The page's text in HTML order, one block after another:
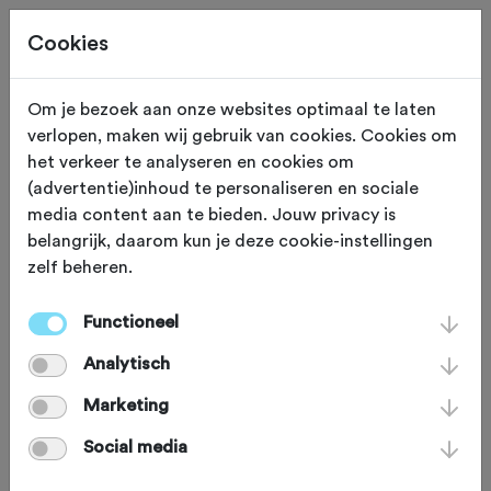
KASSEI STROOK Quiévy
Quiévy - Saint-Python
De strook is een van de eerste van de
wedstrijd en ligt op het parcours van
de wielerwedstrijd Parijs-Rouabaix. De
strook ligt sussen de dorpen Quiévy en
Saint-Python. Het is een 4-
Cookies
Om je bezoek aan onze websites optimaal te laten
verlopen, maken wij gebruik van cookies. Cookies om
het verkeer te analyseren en cookies om
(advertentie)inhoud te personaliseren en sociale
media content aan te bieden. Jouw privacy is
belangrijk, daarom kun je deze cookie-instellingen
zelf beheren.
Functioneel
Analytisch
Marketing
Social media